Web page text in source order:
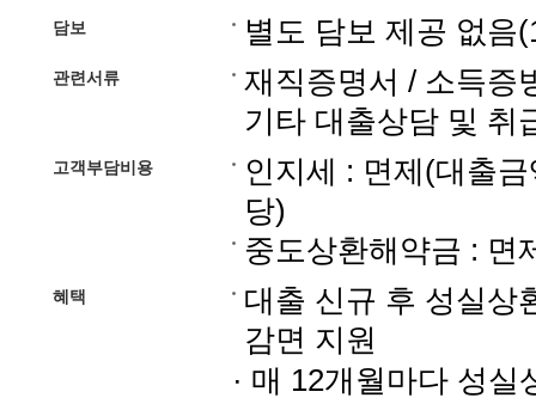
담보 별도 담보 제공 없음
관련서류
재직증명서 / 소득증
기타 대출상담 및 취
고객부담비용
인지세 : 면제(대출
당)
중도상환해약금 : 면
혜택
대출 신규 후 성실상
감면 지원
· 매 12개월마다 성